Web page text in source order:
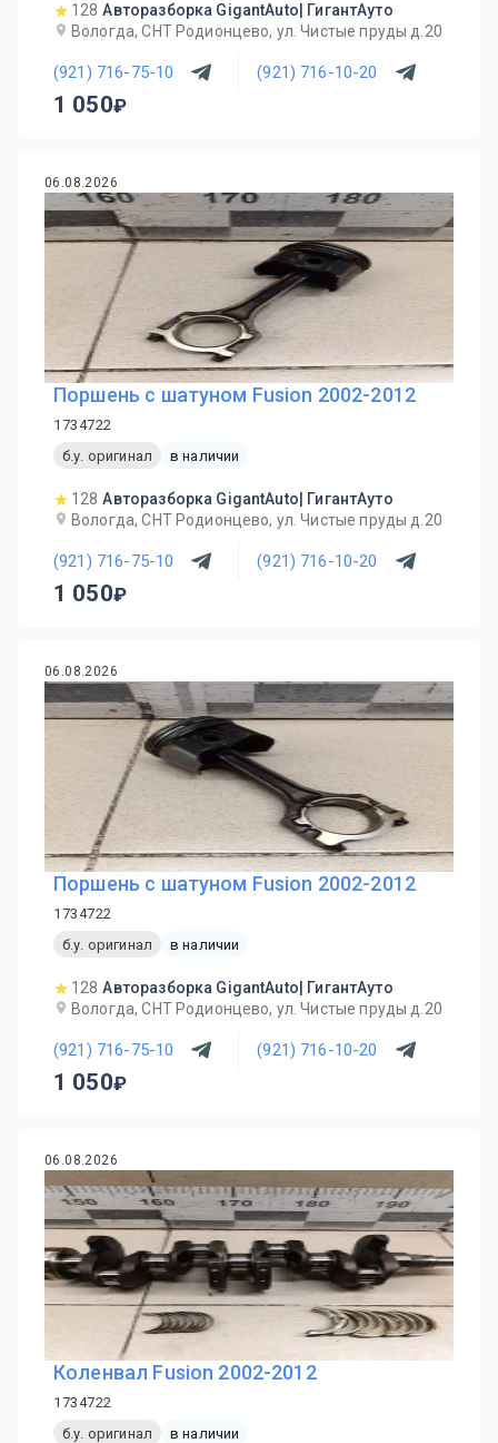
128 Авторазборка GigantAuto| ГигантАуто
Вологда, СНТ Родионцево, ул. Чистые пруды д.20
(921) 716-75-10 (921) 716-10-20
1 050
06.08.2026
Поршень с шатуном Fusion 2002-2012
1734722
б.у. оригинал
в наличии
128 Авторазборка GigantAuto| ГигантАуто
Вологда, СНТ Родионцево, ул. Чистые пруды д.20
(921) 716-75-10 (921) 716-10-20
1 050
06.08.2026
Поршень с шатуном Fusion 2002-2012
1734722
б.у. оригинал
в наличии
128 Авторазборка GigantAuto| ГигантАуто
Вологда, СНТ Родионцево, ул. Чистые пруды д.20
(921) 716-75-10 (921) 716-10-20
1 050
06.08.2026
Коленвал Fusion 2002-2012
1734722
б.у. оригинал
в наличии